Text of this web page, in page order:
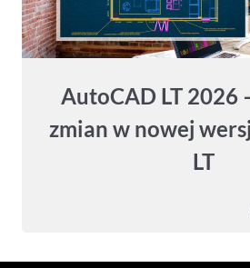
AutoCAD LT 2026
zmian w nowej
LT